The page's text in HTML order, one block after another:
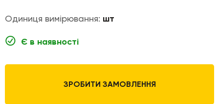
Одиниця вимірювання: шт
Є в наявності
ЗРОБИТИ ЗАМОВЛЕННЯ